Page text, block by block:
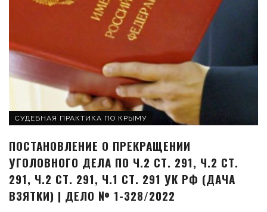
СУДЕБНАЯ ПРАКТИКА ПО КРЫМУ
ПОСТАНОВЛЕНИЕ О ПРЕКРАЩЕНИИ
УГОЛОВНОГО ДЕЛА ПО Ч.2 СТ. 291, Ч.2 СТ.
291, Ч.2 СТ. 291, Ч.1 СТ. 291 УК РФ (ДАЧА
ВЗЯТКИ) | ДЕЛО № 1-328/2022